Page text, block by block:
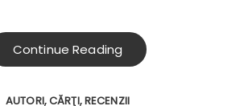
Continue Reading
AUTORI CĂRŢI RECENZII